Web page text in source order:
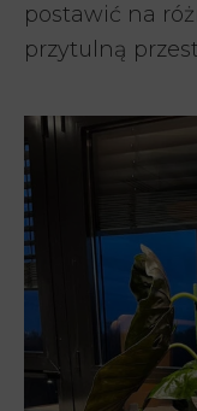
postawić na
przytulną